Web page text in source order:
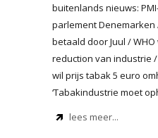
buitenlands nieuws:
parlement Denemarken
betaald door Juul /
reduction van industrie
wil prijs tabak 5 euro
‘Tabakindustrie moet
lees meer...